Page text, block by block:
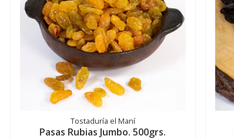
Tostaduría el Maní
Pasas Rubias Jumbo. 500grs.